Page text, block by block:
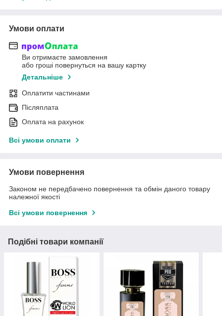
Умови оплати
Ви отримаєте замовлення
або гроші повернуться на вашу картку
Детальніше
Оплатити частинами
Післяплата
Оплата на рахунок
Всі умови оплати
Умови повернення
Законом не передбачено повернення та обмін даного товару
належної якості
Всі умови повернення
Подібні товари компанії